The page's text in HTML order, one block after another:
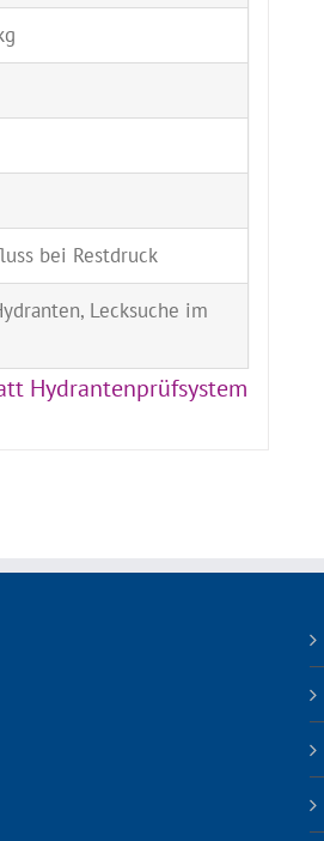
bei Restdruck
Lecksuche im
Hydrantenprüfsystem